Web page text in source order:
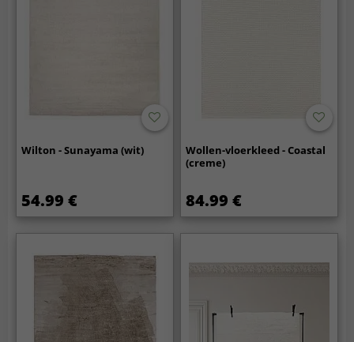
Wilton - Sunayama (wit)
54.99 €
Wollen-vloerkleed - Coastal
(creme)
84.99 €